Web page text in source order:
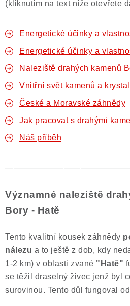
(kliknutím na text níže otevřete
Energetické účinky a
Energetické účinky a
Naleziště drahých kamenů
Vnitřní svět kamenů a
České a Moravské záhnědy
Jak pracovat s drahými
Náš příběh
Významné naleziště
Bory - Hatě
Tento kvalitní kousek záhnědy
nálezu a to ještě z dob, kdy
1-2 km) v oblasti zvané "Hatě"
se těžil draselný živec jenž byl
surovinou. Tento důl fungoval